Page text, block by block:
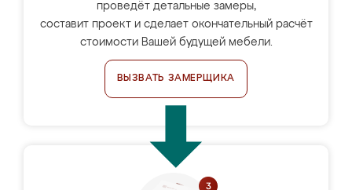
проведёт детальные замеры,
составит проект и сделает окончательный расчёт
стоимости Вашей будущей мебели.
ВЫЗВАТЬ ЗАМЕРЩИКА